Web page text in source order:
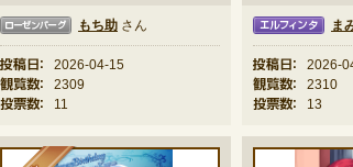
もち助 さん
投稿日：
2026-04-15
観覧数：
2309
投票数：
11
ま
投稿日
2026-
観覧数：
2310
投票数：
13
★★